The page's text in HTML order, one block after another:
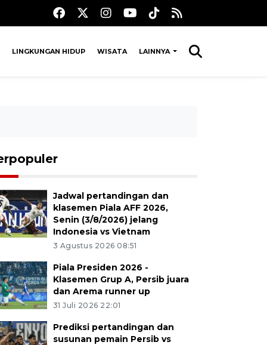
LINGKUNGAN HIDUP WISATA LAINNYA
Jadwal pertandingan dan
klasemen Piala AFF 2026,
Senin (3/8/2026) jelang
Indonesia vs Vietnam
3 Agustus 2026 08:51
Piala Presiden 2026 -
Klasemen Grup A, Persib juara
dan Arema runner up
31 Juli 2026 22:01
Prediksi pertandingan dan
susunan pemain Persib vs